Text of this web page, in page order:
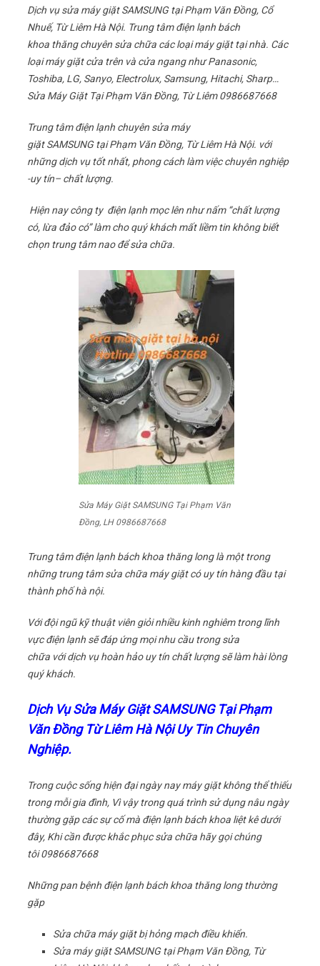
Dịch vụ sửa máy giặt SAMSUNG tại Phạm Văn Đồng, Cổ
Nhuế, Từ Liêm Hà Nội. Trung tâm điện lạnh bách
khoa thăng chuyên sửa chữa các loại máy giặt tại nhà. Các
loại máy giặt cửa trên và cửa ngang như Panasonic,
Toshiba, LG, Sanyo, Electrolux, Samsung, Hitachi, Sharp…
Sửa Máy Giặt Tại Phạm Văn Đồng, Từ Liêm 0986687668
Trung tâm điện lạnh chuyên sửa máy
giặt SAMSUNG tại Phạm Văn Đồng, Từ Liêm Hà Nội. với
những dịch vụ tốt nhất, phong cách làm việc chuyên nghiệp
-uy tín– chất lượng.
Hiện nay công ty điện lạnh mọc lên như nấm “chất lượng
có, lừa đảo có” làm cho quý khách mất liềm tin không biết
chọn trung tâm nao để sửa chữa.
Sửa Máy Giặt SAMSUNG Tại Phạm Văn
Đồng, LH 0986687668
Trung tâm điện lạnh bách khoa thăng long là một trong
những trung tâm sửa chữa máy giặt có uy tín hàng đầu tại
thành phố hà nội.
Với đội ngũ kỹ thuật viên giỏi nhiều kinh nghiêm trong lĩnh
vực điện lạnh sẽ đáp ứng mọi nhu cầu trong sửa
chữa với dịch vụ hoàn hảo uy tín chất lượng sẽ làm hài lòng
quý khách.
Dịch Vụ Sửa Máy Giặt SAMSUNG Tại Phạm
Văn Đồng Từ Liêm Hà Nội Uy Tin Chuyên
Nghiệp.
Trong cuộc sống hiện đại ngày nay máy giặt không thể thiếu
trong mỗi gia đình, Vì vậy trong quá trình sử dụng nâu ngày
thường gặp các sự cố mà điện lạnh bách khoa liệt kê dưới
đây, Khi cần được khắc phục sửa chữa hãy gọi chúng
tôi 0986687668
Những pan bệnh điện lạnh bách khoa thăng long thường
gặp
Sửa chữa máy giặt bị hỏng mạch điều khiển.
Sửa máy giặt SAMSUNG tại Phạm Văn Đồng, Từ